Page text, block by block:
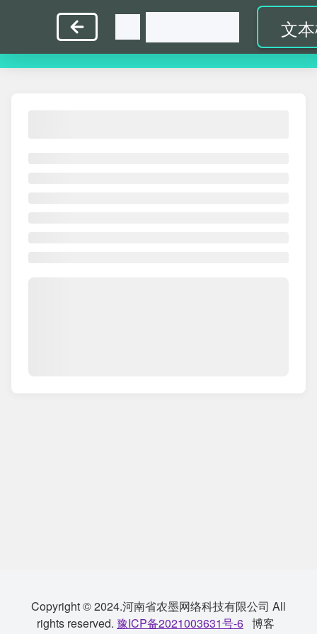
首
指
法练
习
英
习
中
习
打
赛
教
师入
口
文
Copyright © 2024.河南省农墨网络科技有限公司 All
rights reserved. 豫ICP备2021003631号-6 博客